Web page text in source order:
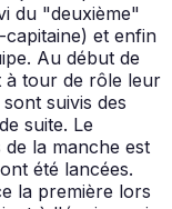
du "deuxième"
et enfin
Au début de
à tour de rôle leur
suivis des
suite. Le
la manche est
été lancées.
la première lors